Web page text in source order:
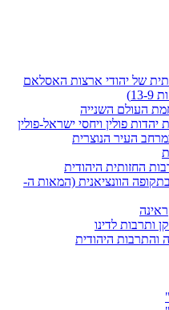
של יהודי ארצות האסלאם
9)
העולם השנייה
פולין ויחסי ישראל-פולין
העיר הנוצרית
החזותית היהודית
הוונציאנית (המאות ה-
ותרבות לדינו
והתרבות היהודית